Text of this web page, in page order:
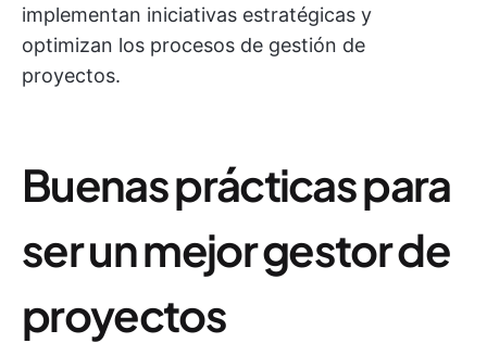
implementan iniciativas estratégicas y
optimizan los procesos de gestión de
proyectos.
Buenas prácticas para
ser un mejor gestor de
proyectos